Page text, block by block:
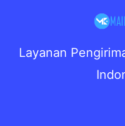
Layanan